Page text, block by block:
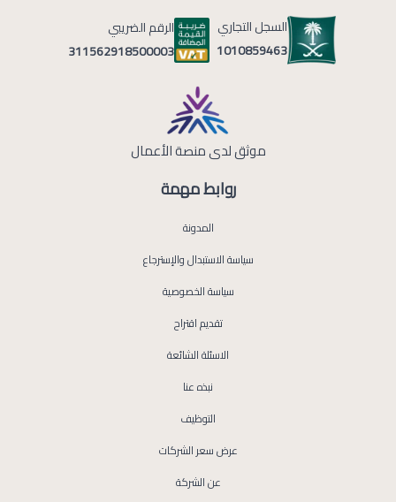
روابط مهمة
المدونة
سياسة الاستبدال والإسترجاع
سياسة الخصوصية
تقديم اقتراح
الاسئلة الشائعة
نبذه عنا
التوظيف
عرض سعر الشركات
عن الشركة
السجل التجاري
1010859463
الرقم الضريبي
311562918500003
موثق لدى منصة الأعمال